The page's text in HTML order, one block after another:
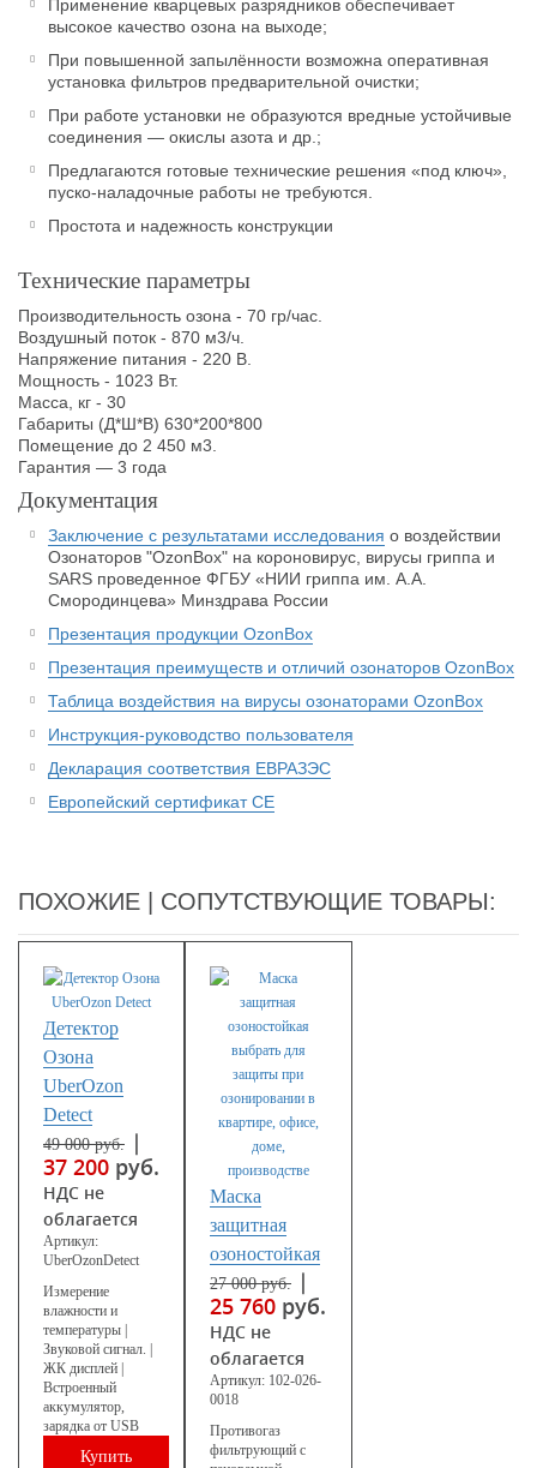
Применение кварцевых разрядников обеспечивает
высокое качество озона на выходе;
При повышенной запылённости возможна оперативная
установка фильтров предварительной очистки;
При работе установки не образуются вредные устойчивые
соединения — окислы азота и др.;
Предлагаются готовые технические решения «под ключ»,
пуско-наладочные работы не требуются.
Простота и надежность конструкции
Технические параметры
Производительность озона - 70 гр/час.
Воздушный поток - 870 м3/ч.
Напряжение питания - 220 В.
Мощность - 1023 Вт.
Масса, кг - 30
Габариты (Д*Ш*В) 630*200*800
Помещение до 2 450 м3.
Гарантия — 3 года
Документация
Заключение с результатами исследования о воздействии
Озонаторов "OzonBox" на короновирус, вирусы гриппа и
SARS проведенное ФГБУ «НИИ гриппа им. А.А.
Смородинцева» Минздрава России
Презентация продукции OzonBox
Презентация преимуществ и отличий озонаторов OzonBox
Таблица воздействия на вирусы озонаторами OzonBox
Инструкция-руководство пользователя
Декларация соответствия ЕВРАЗЭС
Европейский сертификат CE
ПОХОЖИЕ | СОПУТСТВУЮЩИЕ ТОВАРЫ:
Детектор
Озона
UberOzon
Detect
49 000руб. |
37 200 руб.
НДС не
облагается
Артикул:
UberOzonDetect
Измерение
влажности и
температуры |
Звуковой сигнал. |
ЖК дисплей |
Встроенный
аккумулятор,
зарядка от USB
Купить
Маска
защитная
озоностойкая
27 000руб. |
25 760 руб.
НДС не
облагается
Артикул: 102-026-
0018
Противогаз
фильтрующий с